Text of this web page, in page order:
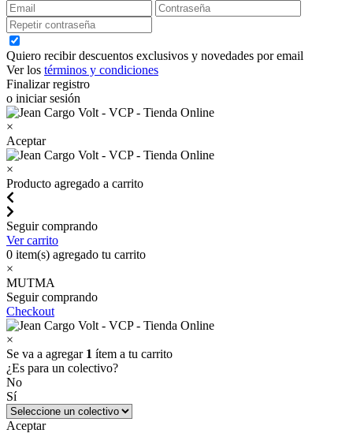
Quiero recibir descuentos exclusivos y novedades por email
Ver los términos y condiciones
Finalizar registro
o iniciar sesión
×
Aceptar
×
Producto agregado a carrito
Seguir comprando
Ver carrito
0 item(s) agregado tu carrito
×
MUTMA
Seguir comprando
Checkout
×
Se va a agregar 1 ítem a tu carrito
¿Es para un colectivo?
No
Sí
Aceptar